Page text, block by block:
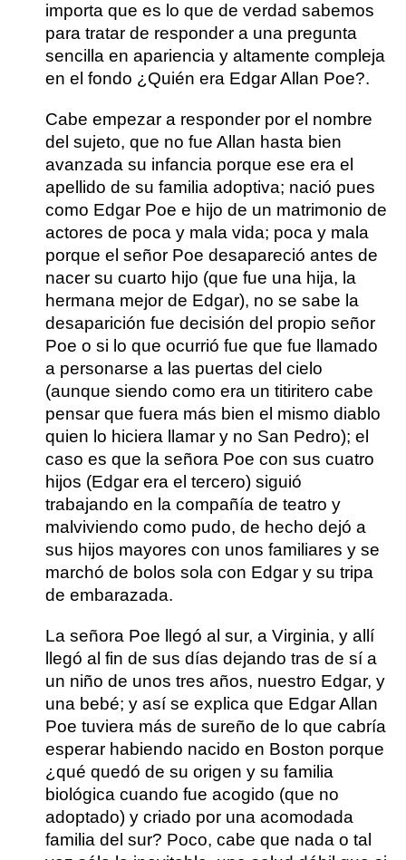
importa que es lo que de verdad sabemos
para tratar de responder a una pregunta
sencilla en apariencia y altamente compleja
en el fondo ¿Quién era Edgar Allan Poe?.
Cabe empezar a responder por el nombre
del sujeto, que no fue Allan hasta bien
avanzada su infancia porque ese era el
apellido de su familia adoptiva; nació pues
como Edgar Poe e hijo de un matrimonio de
actores de poca y mala vida; poca y mala
porque el señor Poe desapareció antes de
nacer su cuarto hijo (que fue una hija, la
hermana mejor de Edgar), no se sabe la
desaparición fue decisión del propio señor
Poe o si lo que ocurrió fue que fue llamado
a personarse a las puertas del cielo
(aunque siendo como era un titiritero cabe
pensar que fuera más bien el mismo diablo
quien lo hiciera llamar y no San Pedro); el
caso es que la señora Poe con sus cuatro
hijos (Edgar era el tercero) siguió
trabajando en la compañía de teatro y
malviviendo como pudo, de hecho dejó a
sus hijos mayores con unos familiares y se
marchó de bolos sola con Edgar y su tripa
de embarazada.
La señora Poe llegó al sur, a Virginia, y allí
llegó al fin de sus días dejando tras de sí a
un niño de unos tres años, nuestro Edgar, y
una bebé; y así se explica que Edgar Allan
Poe tuviera más de sureño de lo que cabría
esperar habiendo nacido en Boston porque
¿qué quedó de su origen y su familia
biológica cuando fue acogido (que no
adoptado) y criado por una acomodada
familia del sur? Poco, cabe que nada o tal